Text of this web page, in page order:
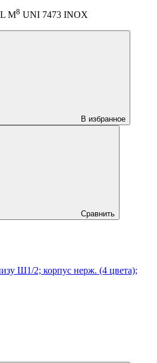
M8 UNI 7473 INOX
В избранное
Сравнить
Ш1/2; корпус нерж. (4 цвета);